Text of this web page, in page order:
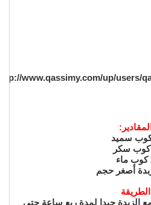
المقادير:
أصغر حجم
الطريقة
الزبدة جيدا لمدة ربع ساعة حتى